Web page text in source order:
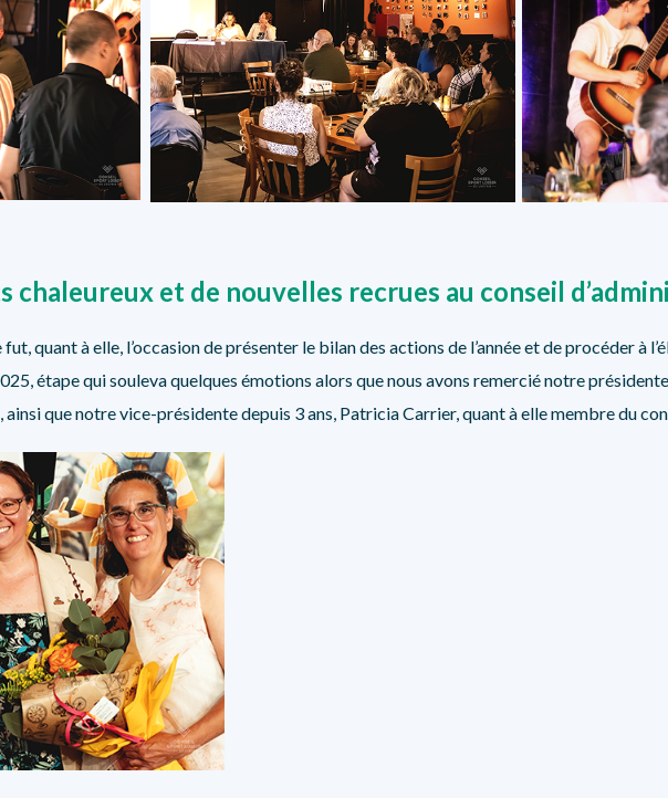
chaleureux et de nouvelles recrues au conseil
fut, quant à elle, l’occasion de présenter le bilan des actions de l’année et de procéder à
étape qui souleva quelques émotions alors que nous avons remercié notre
que notre vice-présidente depuis 3 ans, Patricia Carrier, quant à elle membre du